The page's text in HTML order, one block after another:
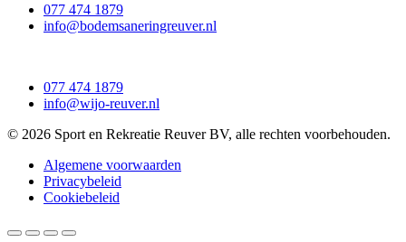
077 474 1879
info@bodemsaneringreuver.nl
077 474 1879
info@wijo-reuver.nl
© 2026 Sport en Rekreatie Reuver BV, alle rechten voorbehouden.
Algemene voorwaarden
Privacybeleid
Cookiebeleid